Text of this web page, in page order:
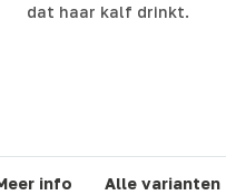
dat haar kalf drinkt.
info Alle varianten